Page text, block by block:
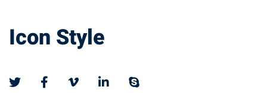
Social
Icon Style